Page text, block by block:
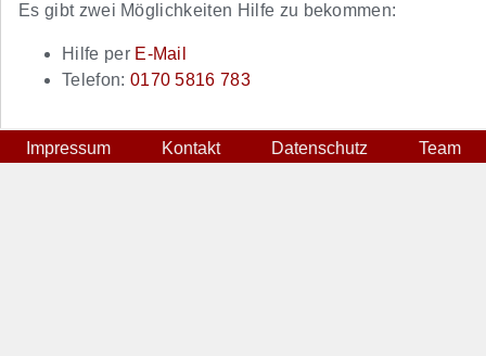
Es gibt zwei Möglichkeiten Hilfe zu bekommen:
Hilfe per E-Mail
Telefon: 0170 5816 783
Impressum Kontakt Datenschutz Team